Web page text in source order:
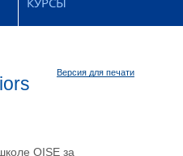
Версия для печати
OISE за